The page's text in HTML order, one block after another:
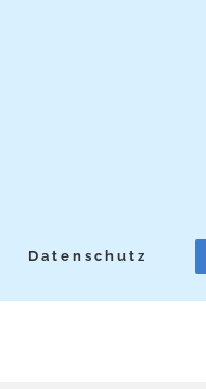
Datenschutz